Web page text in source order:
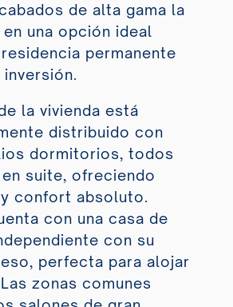
de alta gama la
una opción ideal
permanente
la vivienda está
distribuido con
dormitorios, todos
suite, ofreciendo
confort absoluto.
con una casa de
con su
perfecta para alojar
zonas comunes